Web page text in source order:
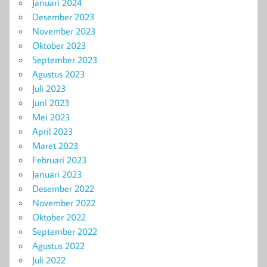
Januari 2024
Desember 2023
November 2023
Oktober 2023
September 2023
Agustus 2023
Juli 2023
Juni 2023
Mei 2023
April 2023
Maret 2023
Februari 2023
Januari 2023
Desember 2022
November 2022
Oktober 2022
September 2022
Agustus 2022
Juli 2022